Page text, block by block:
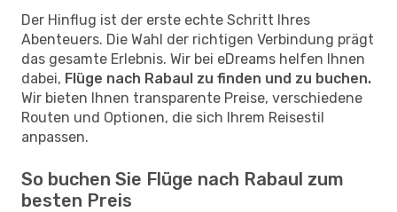
Der Hinflug ist der erste echte Schritt Ihres
Abenteuers. Die Wahl der richtigen Verbindung prägt
das gesamte Erlebnis. Wir bei eDreams helfen Ihnen
dabei, Flüge nach Rabaul zu finden und zu buchen.
Wir bieten Ihnen transparente Preise, verschiedene
Routen und Optionen, die sich Ihrem Reisestil
anpassen.
So buchen Sie Flüge nach Rabaul zum
besten Preis